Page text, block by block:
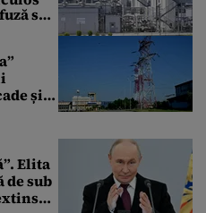
să
și
Elita
de sub